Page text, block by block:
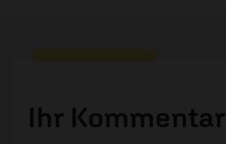
Ihr Kommentar